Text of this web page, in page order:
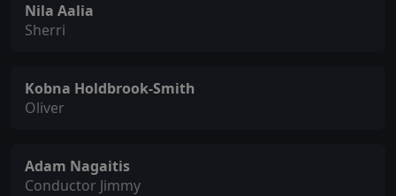
Nila Aalia
Sherri
Kobna Holdbrook-Smith
Oliver
Adam Nagaitis
Conductor Jimmy